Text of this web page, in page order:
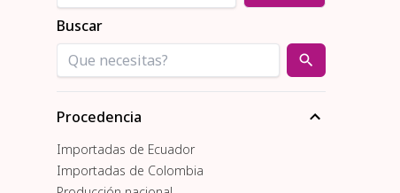
Buscar
Procedencia
Importadas de Ecuador
Importadas de Colombia